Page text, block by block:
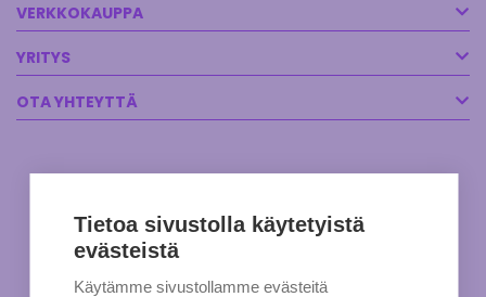
VERKKOKAUPPA
YRITYS
OTA YHTEYTTÄ
Tietoa sivustolla käytetyistä
evästeistä
Käytämme sivustollamme evästeitä